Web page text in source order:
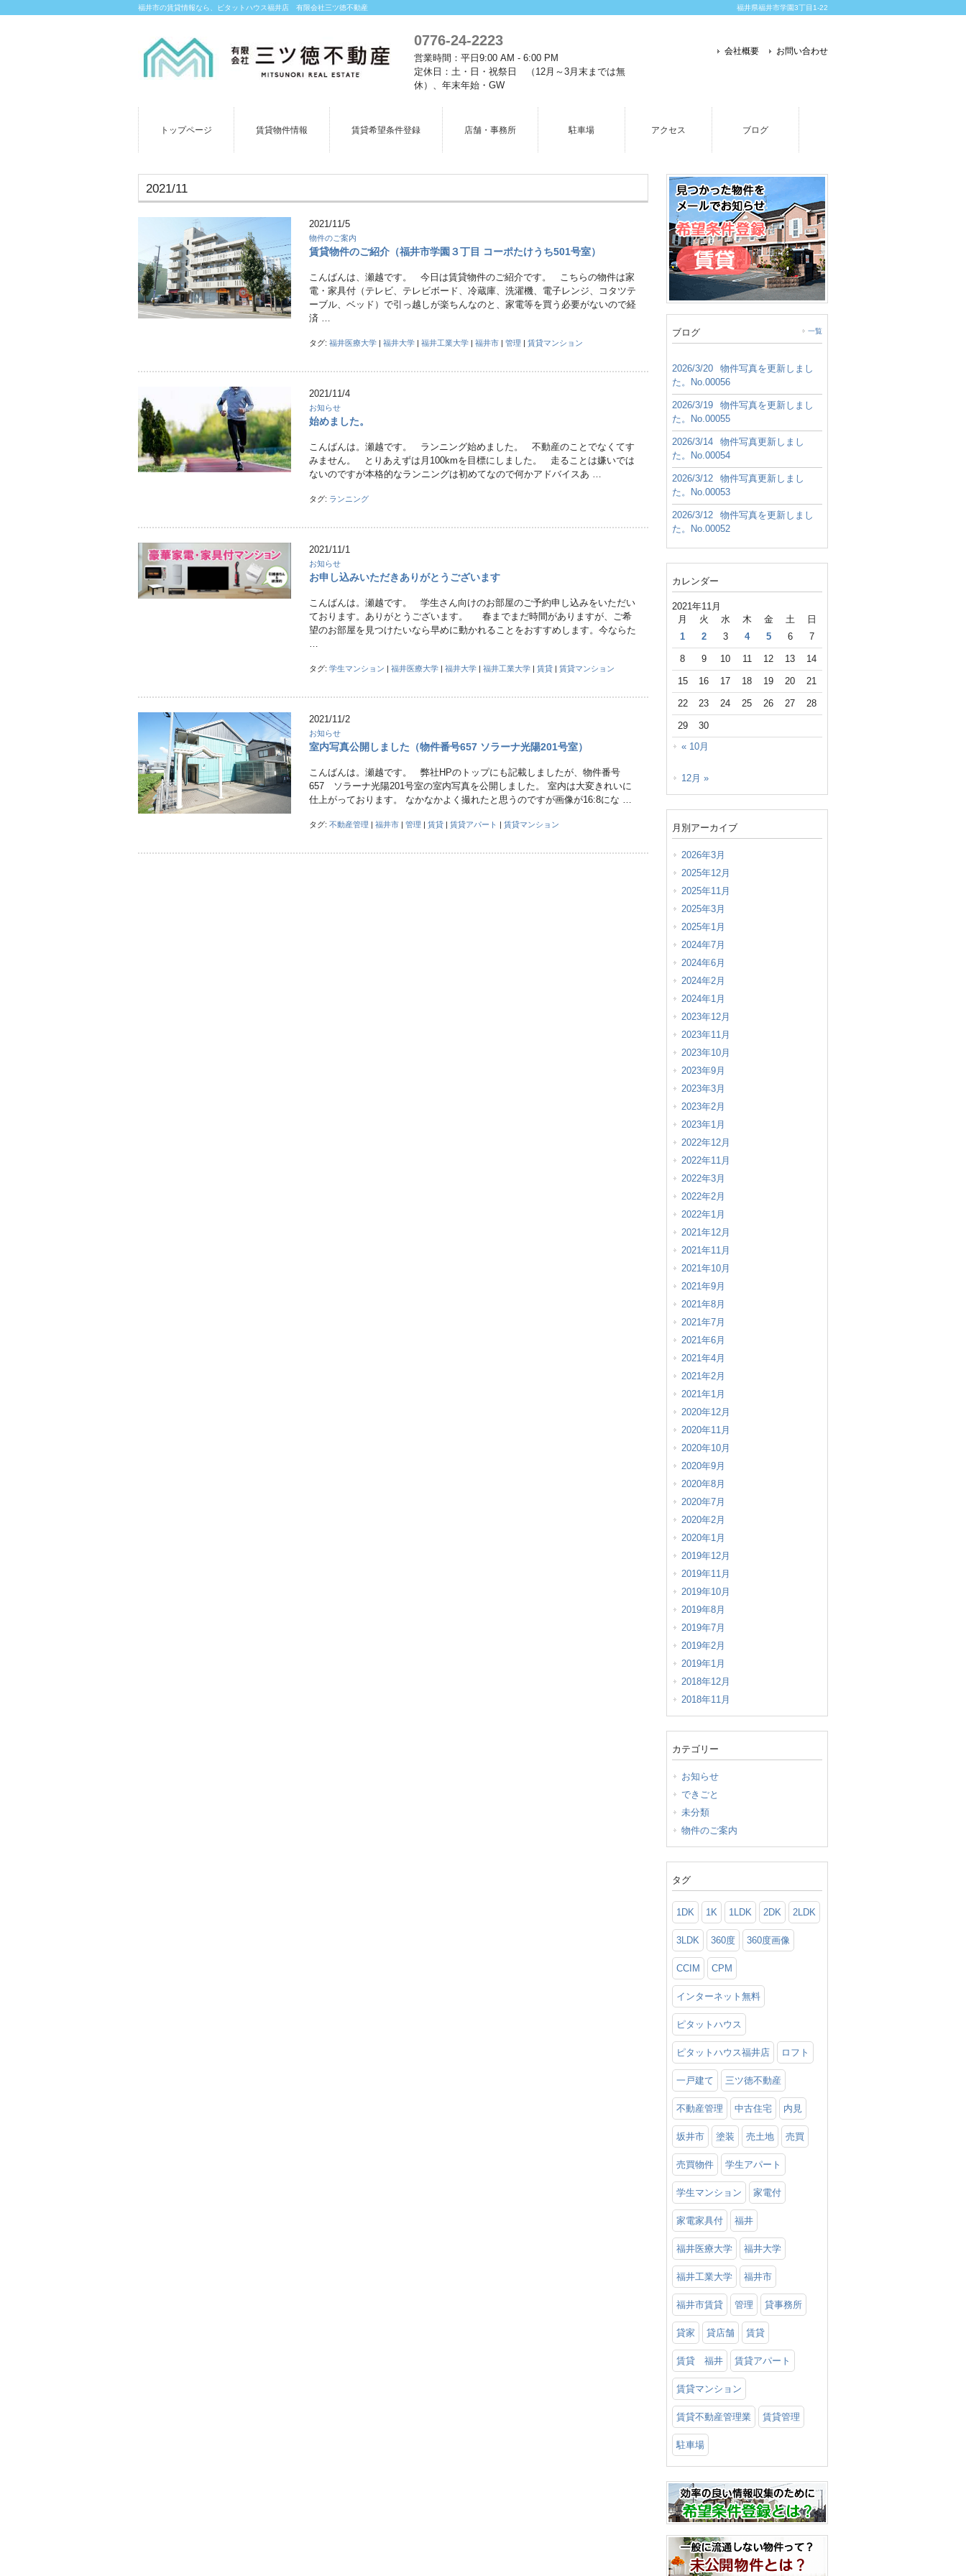
福井市の賃貸情報なら、ピタットハウス福井店 有限会社三ツ徳不動産 福井県福井市学園3丁目1-22
0776-24-2223
営業時間：平日9:00 AM - 6:00 PM
定休日：土・日・祝祭日 （12月～3月末までは無
休）、年末年始・GW
会社概要 お問い合わせ
トップページ 賃貸物件情報 賃貸希望条件登録 店舗・事務所 駐車場 アクセス ブログ
2021/11
2021/11/5
物件のご案内
賃貸物件のご紹介（福井市学園３丁目 コーポたけうち501号室）
こんばんは、瀬越です。 今日は賃貸物件のご紹介です。 こちらの物件は家
電・家具付（テレビ、テレビボード、冷蔵庫、洗濯機、電子レンジ、コタツテ
ーブル、ベッド）で引っ越しが楽ちんなのと、家電等を買う必要がないので経
済 …
タグ:福井医療大学 |福井大学 |福井工業大学 |福井市 |管理 |賃貸マンション
2021/11/4
お知らせ
始めました。
こんばんは。瀬越です。 ランニング始めました。 不動産のことでなくてす
みません。 とりあえずは月100kmを目標にしました。 走ることは嫌いでは
ないのですが本格的なランニングは初めてなので何かアドバイスあ …
タグ: ランニング
2021/11/1
お知らせ
お申し込みいただきありがとうございます
こんばんは。瀬越です。 学生さん向けのお部屋のご予約申し込みをいただい
ております。ありがとうございます。 春までまだ時間がありますが、ご希
望のお部屋を見つけたいなら早めに動かれることをおすすめします。今ならた
…
タグ:学生マンション |福井医療大学 |福井大学 |福井工業大学 |賃貸 |賃貸マンション
2021/11/2
お知らせ
室内写真公開しました（物件番号657 ソラーナ光陽201号室）
こんばんは。瀬越です。 弊社HPのトップにも記載しましたが、物件番号
657 ソラーナ光陽201号室の室内写真を公開しました。 室内は大変きれいに
仕上がっております。 なかなかよく撮れたと思うのですが画像が16:8にな …
タグ:不動産管理 |福井市 |管理 |賃貸 |賃貸アパート |賃貸マンション
ブログ 一覧
2026/3/20
物件写真を更新しまし
た。No.00056
2026/3/19
物件写真を更新しまし
た。No.00055
2026/3/14
物件写真更新しまし
た。No.00054
2026/3/12
物件写真更新しまし
た。No.00053
2026/3/12
物件写真を更新しまし
た。No.00052
カレンダー
2021年11月
月 火 水 木 金 土
日
1
2 3 4 5 6 7
8 9 10 11 12 13 14
15 16 17 18 19 20 21
22 23 24 25 26 27 28
29 30
« 10月
12月 »
月別アーカイブ
2026年3月
2025年12月
2025年11月
2025年3月
2025年1月
2024年7月
2024年6月
2024年2月
2024年1月
2023年12月
2023年11月
2023年10月
2023年9月
2023年3月
2023年2月
2023年1月
2022年12月
2022年11月
2022年3月
2022年2月
2022年1月
2021年12月
2021年11月
2021年10月
2021年9月
2021年8月
2021年7月
2021年6月
2021年4月
2021年2月
2021年1月
2020年12月
2020年11月
2020年10月
2020年9月
2020年8月
2020年7月
2020年2月
2020年1月
2019年12月
2019年11月
2019年10月
2019年8月
2019年7月
2019年2月
2019年1月
2018年12月
2018年11月
カテゴリー
お知らせ
できごと
未分類
物件のご案内
タグ
1DK 1K 1LDK 2DK 2LDK
3LDK 360度 360度画像
CCIM CPM
インターネット無料
ピタットハウス
ピタットハウス福井店 ロフト
一戸建て 三ツ徳不動産
不動産管理 中古住宅 内見
坂井市 塗装 売土地 売買
売買物件 学生アパート
学生マンション 家電付
家電家具付 福井
福井医療大学 福井大学
福井工業大学 福井市
福井市賃貸 管理 貸事務所
貸家 貸店舗 賃貸
賃貸 福井 賃貸アパート
賃貸マンション
賃貸不動産管理業 賃貸管理
駐車場